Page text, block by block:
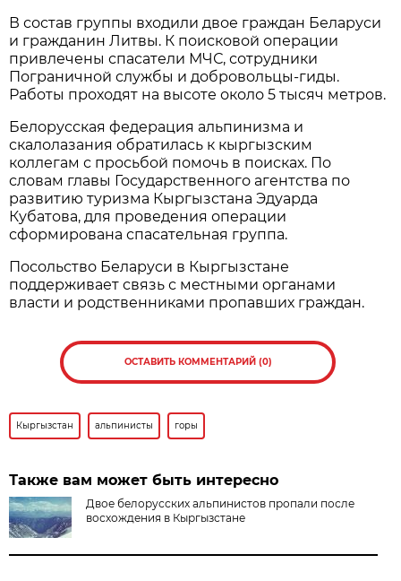
В состав группы входили двое граждан Беларуси
и гражданин Литвы. К поисковой операции
привлечены спасатели МЧС, сотрудники
Пограничной службы и добровольцы-гиды.
Работы проходят на высоте около 5 тысяч метров.
Белорусская федерация альпинизма и
скалолазания обратилась к кыргызским
коллегам с просьбой помочь в поисках. По
словам главы Государственного агентства по
развитию туризма Кыргызстана Эдуарда
Кубатова, для проведения операции
сформирована спасательная группа.
Посольство Беларуси в Кыргызстане
поддерживает связь с местными органами
власти и родственниками пропавших граждан.
ОСТАВИТЬ КОММЕНТАРИЙ (0)
Кыргызстан альпинисты горы
Также вам может быть интересно
Двое белорусских альпинистов пропали после
восхождения в Кыргызстане